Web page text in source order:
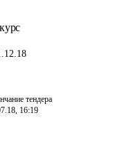
тендера
16:19